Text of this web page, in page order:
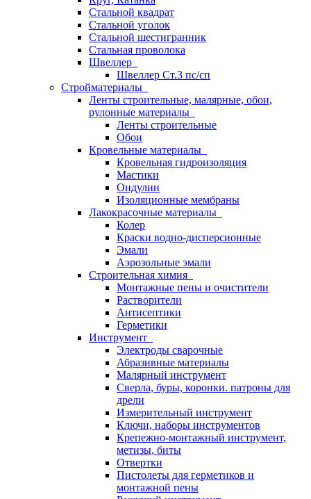
Стальной квадрат
Стальной уголок
Стальной шестигранник
Стальная проволока
Швеллер
Швеллер Ст.3 пс/сп
Стройматериалы
Ленты строительные, малярные, обои,
рулонные материалы
Ленты строительные
Обои
Кровельные материалы
Кровельная гидроизоляция
Мастики
Ондулин
Изоляционные мембраны
Лакокрасочные материалы
Колер
Краски водно-дисперсионные
Эмали
Аэрозольные эмали
Строительная химия
Монтажные пены и очистители
Растворители
Антисептики
Герметики
Инструмент
Электроды сварочные
Абразивные материалы
Малярный инструмент
Сверла, буры, коронки. патроны для
дрели
Измерительный инструмент
Ключи, наборы инструментов
Крепежно-монтажный инструмент,
метизы, биты
Отвертки
Пистолеты для герметиков и
монтажной пены